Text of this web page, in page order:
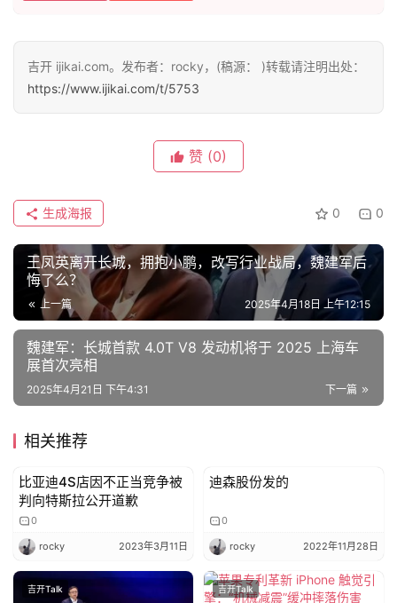
智
新
源
评
测
师
旅
家
车
讯
快
吉开 ijikai.com。发布者：rocky，(稿源： )转载请注明出处：
https://www.ijikai.com/t/5753
赞 (0)
0 0
生成海报
王凤英离开长城，拥抱小鹏，改写行业战局​​，魏建军后
悔了么？
上一篇 2025年4月18日 上午12:15
魏建军：长城首款 4.0T V8 发动机将于 2025 上海车
展首次亮相
下一篇
2025年4月21日 下午4:31
相关推荐
吉开Talk
比亚迪4S店因不正当竞争被
判向特斯拉公开道歉
0
rocky 2023年3月11日
吉开Talk
迪森股份发的
0
rocky 2022年11月28日
吉开Talk 吉开Talk